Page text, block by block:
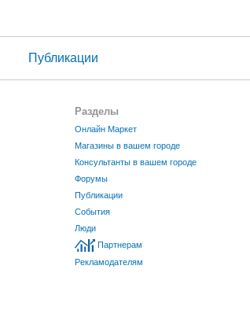
Публикации
Разделы
Онлайн Маркет
Магазины в вашем городе
Консультанты в вашем городе
Форумы
Публикации
События
Люди
Партнерам
Рекламодателям